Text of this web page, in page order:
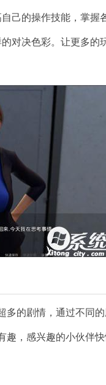
己的操作技能，掌握
对决色彩。让更多的
多的剧情，通过不同
，感兴趣的小伙伴快